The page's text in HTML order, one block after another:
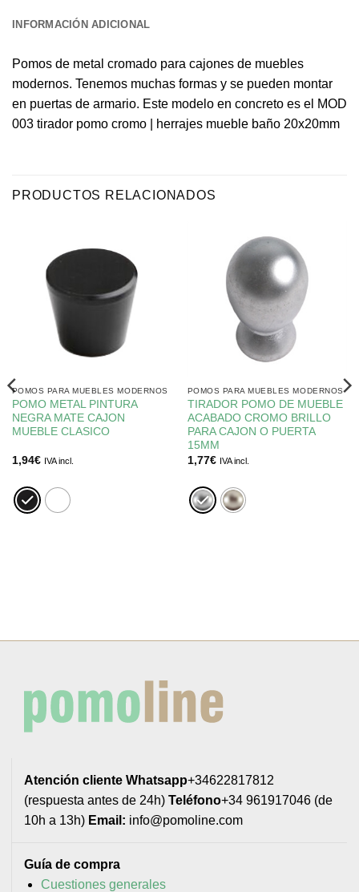
INFORMACIÓN ADICIONAL
Pomos de metal cromado para cajones de muebles
modernos. Tenemos muchas formas y se pueden montar
en puertas de armario. Este modelo en concreto es el MOD
003 tirador pomo cromo | herrajes mueble baño 20x20mm
PRODUCTOS RELACIONADOS
POMOS PARA MUEBLES MODERNOS
POMO METAL PINTURA
NEGRA MATE CAJON
MUEBLE CLASICO
1,94€ IVA incl.
POMOS PARA MUEBLES MODERNOS
TIRADOR POMO DE MUEBLE
ACABADO CROMO BRILLO
PARA CAJON O PUERTA
15MM
1,77€ IVA incl.
Atención cliente Whatsapp+34622817812
(respuesta antes de 24h) Teléfono+34 961917046 (de
10h a 13h) Email: info@pomoline.com
Guía de compra
Cuestiones generales